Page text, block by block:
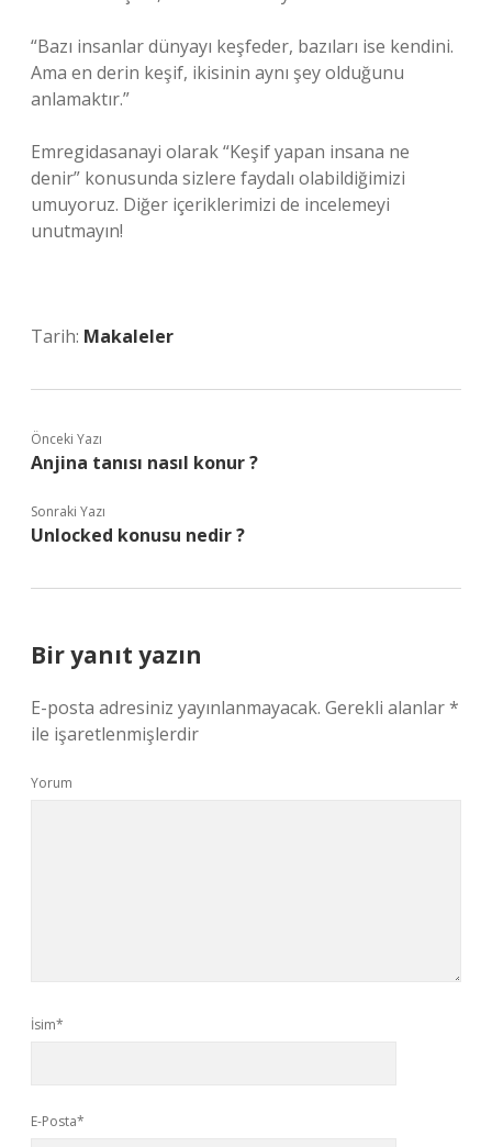
“Bazı insanlar dünyayı keşfeder, bazıları ise kendini.
Ama en derin keşif, ikisinin aynı şey olduğunu
anlamaktır.”
Emregidasanayi olarak “Keşif yapan insana ne
denir” konusunda sizlere faydalı olabildiğimizi
umuyoruz. Diğer içeriklerimizi de incelemeyi
unutmayın!
Tarih: Makaleler
Önceki Yazı
Anjina tanısı nasıl konur ?
Sonraki Yazı
Unlocked konusu nedir ?
Bir yanıt yazın
E-posta adresiniz yayınlanmayacak. Gerekli alanlar*
ile işaretlenmişlerdir
Yorum
İsim*
E-Posta*